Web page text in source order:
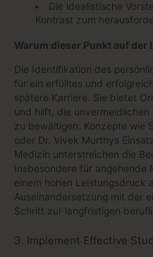
Die idealistische
Kontrast zum
Warum dieser Punkt auf der
Die Identifikation des
für ein erfülltes und
spätere Karriere. Sie bietet
und hilft, die
zu bewältigen. Konzepte wie
oder Dr. Vivek Murthys
Medizin unterstreichen die
Insbesondere für angehende
einem hohen Leistungsdruck
Auseinandersetzung mit der
Schritt zur langfristigen
3. Implement Effective